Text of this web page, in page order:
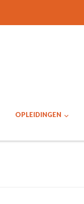
OPLEIDINGEN